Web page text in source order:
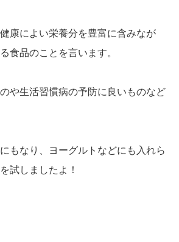
康によい栄養分を豊富に含みなが
食品のことを言います。
や生活習慣病の予防に良いものなど
もなり、ヨーグルトなどにも入れら
試しましたよ！